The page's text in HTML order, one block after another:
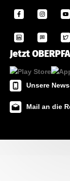
Jetzt
Unsere
Mail an die